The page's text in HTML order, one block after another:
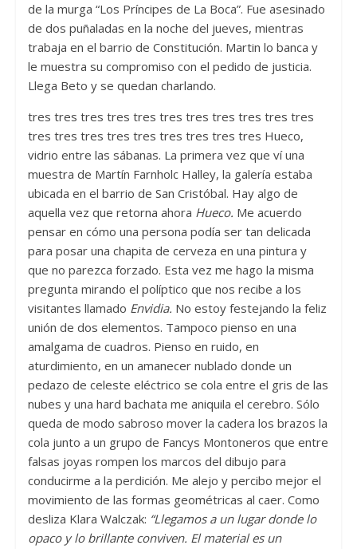
de la murga “Los Príncipes de La Boca”. Fue asesinado
de dos puñaladas en la noche del jueves, mientras
trabaja en el barrio de Constitución. Martin lo banca y
le muestra su compromiso con el pedido de justicia.
Llega Beto y se quedan charlando.
tres tres tres tres tres tres tres tres tres tres tres
tres tres tres tres tres tres tres tres tres Hueco,
vidrio entre las sábanas. La primera vez que ví una
muestra de Martín Farnholc Halley, la galería estaba
ubicada en el barrio de San Cristóbal. Hay algo de
aquella vez que retorna ahora Hueco. Me acuerdo
pensar en cómo una persona podía ser tan delicada
para posar una chapita de cerveza en una pintura y
que no parezca forzado. Esta vez me hago la misma
pregunta mirando el políptico que nos recibe a los
visitantes llamado Envidia. No estoy festejando la feliz
unión de dos elementos. Tampoco pienso en una
amalgama de cuadros. Pienso en ruido, en
aturdimiento, en un amanecer nublado donde un
pedazo de celeste eléctrico se cola entre el gris de las
nubes y una hard bachata me aniquila el cerebro. Sólo
queda de modo sabroso mover la cadera los brazos la
cola junto a un grupo de Fancys Montoneros que entre
falsas joyas rompen los marcos del dibujo para
conducirme a la perdición. Me alejo y percibo mejor el
movimiento de las formas geométricas al caer. Como
desliza Klara Walczak: “Llegamos a un lugar donde lo
opaco y lo brillante conviven. El material es un